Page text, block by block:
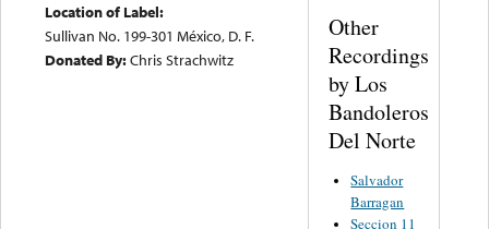
Location of Label:
Sullivan No. 199-301 México, D. F.
Donated By:Chris Strachwitz
Other
Recordings
by Los
Bandoleros
Del Norte
Salvador
Barragan
Seccion 11